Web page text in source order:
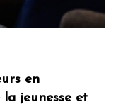
en
jeunesse et